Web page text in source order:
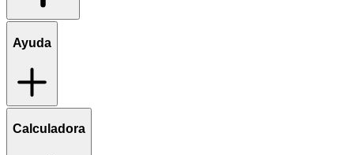
Ayuda
Calculadora